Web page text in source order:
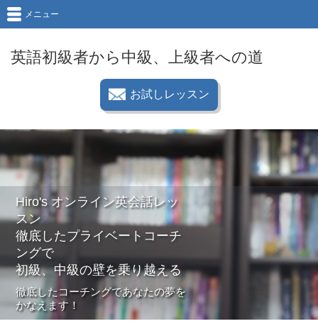
英語初級者から中級、上級者への道
お試しレッスン
メニュー
Hiro's オンライン英会話レッ
スン
徹底したプライベートコーチ
ングで
初級、中級の壁を乗り越える
徹底したコーチングであなたの夢を
かなえます！